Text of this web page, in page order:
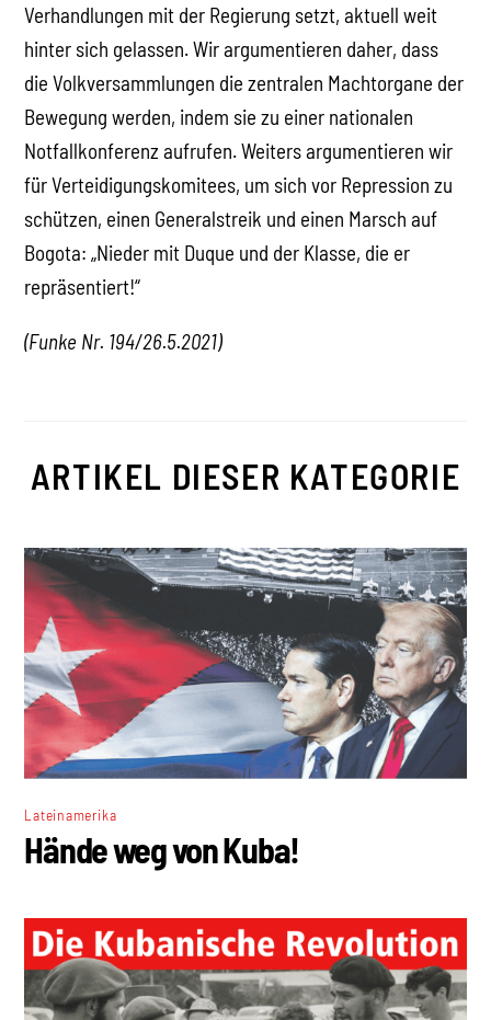
Verhandlungen mit der Regierung setzt, aktuell weit
hinter sich gelassen. Wir argumentieren daher, dass
die Volkversammlungen die zentralen Machtorgane der
Bewegung werden, indem sie zu einer nationalen
Notfallkonferenz aufrufen. Weiters argumentieren wir
für Verteidigungskomitees, um sich vor Repression zu
schützen, einen Generalstreik und einen Marsch auf
Bogota: „Nieder mit Duque und der Klasse, die er
repräsentiert!“
(Funke Nr. 194/26.5.2021)
ARTIKEL DIESER KATEGORIE
Lateinamerika
Hände weg von Kuba!